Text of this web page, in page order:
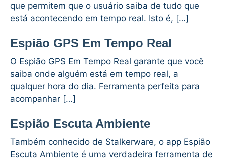
que permitem que o usuário saiba de tudo que
está acontecendo em tempo real. Isto é, […]
Espião GPS Em Tempo Real
O Espião GPS Em Tempo Real garante que você
saiba onde alguém está em tempo real, a
qualquer hora do dia. Ferramenta perfeita para
acompanhar […]
Espião Escuta Ambiente
Também conhecido de Stalkerware, o app Espião
Escuta Ambiente é uma verdadeira ferramenta de